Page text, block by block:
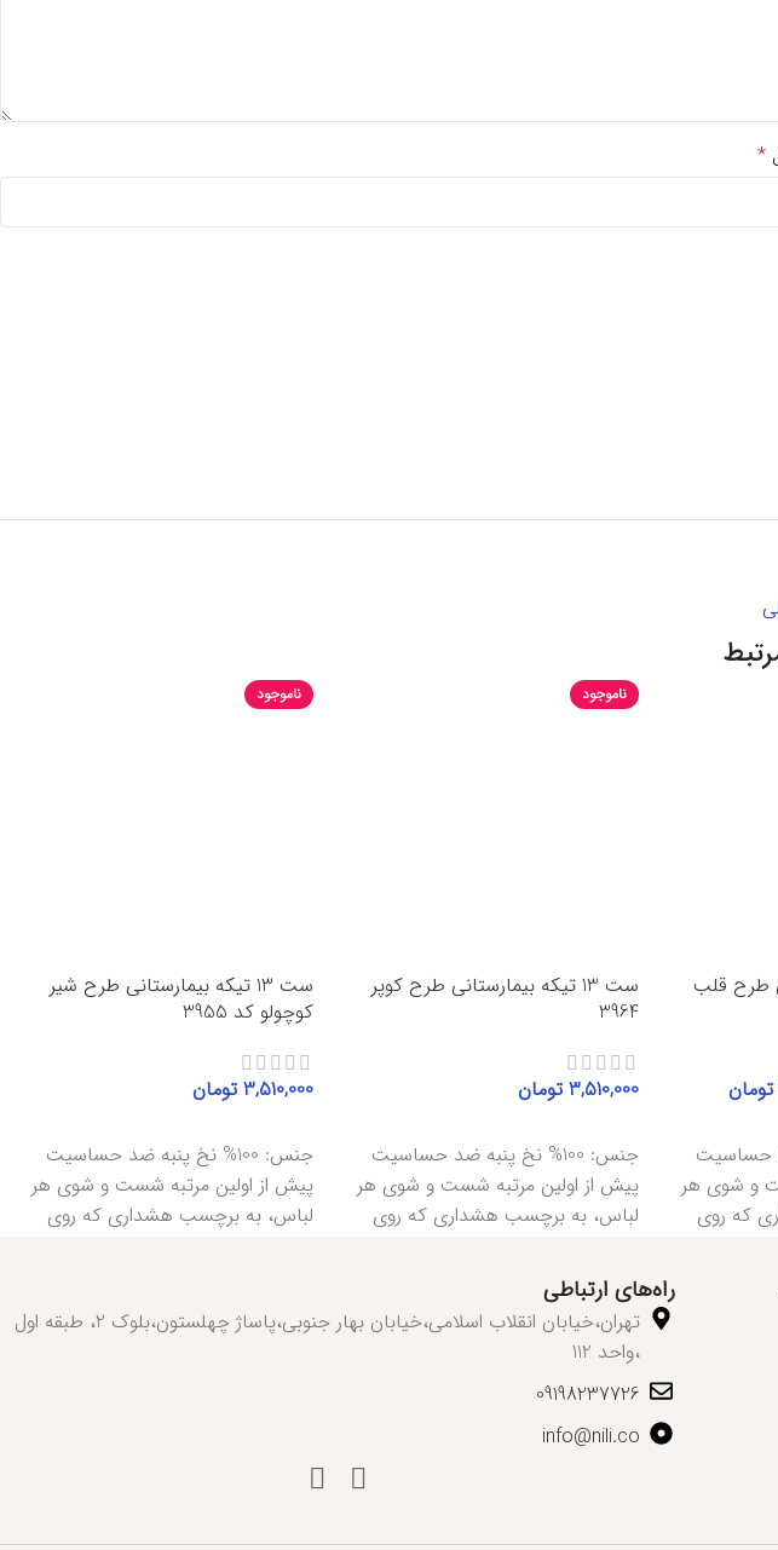
*
طرح قلب
تومان
ضد حساسیت
و شوی هر
که روی
ناموجود
ست 13 تیکه بیمارستانی طرح کوپر
3964
3,510,000 تومان
جنس: 100% نخ پنبه ضد حساسیت
پیش از اولین مرتبه شست و شوی هر
لباس، به برچسب هشداری که روی
ناموجود
ست 13 تیکه بیمارستانی طرح شیر
کوچولو کد 3955
3,510,000 تومان
جنس: 100% نخ پنبه ضد حساسیت
پیش از اولین مرتبه شست و شوی هر
لباس، به برچسب هشداری که روی
راه‌های ارتباطی
تهران،خیابان انقلاب اسلامی،خیابان بهار جنوبی،پاساژ چهلستون،بلوک 2، طبقه اول
،واحد 112
09198237726
info@nili.co